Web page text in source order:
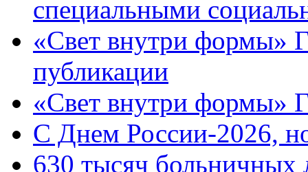
специальными
«Свет внутри формы»
публикации
«Свет внутри формы»
C Днем России-2026,
630 тысяч больничных